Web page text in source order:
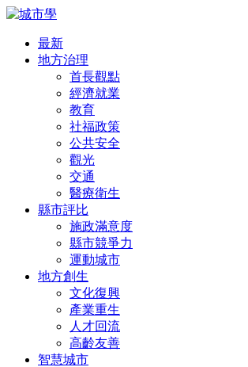
最新
地方治理
首長觀點
經濟就業
教育
社福政策
公共安全
觀光
交通
醫療衛生
縣市評比
施政滿意度
縣市競爭力
運動城市
地方創生
文化復興
產業重生
人才回流
高齡友善
智慧城市